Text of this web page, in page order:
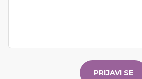
PRIJAVI SE